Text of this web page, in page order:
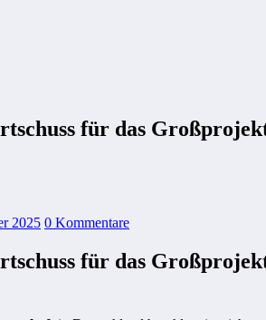
für das
2025 0 Kommentare
für das